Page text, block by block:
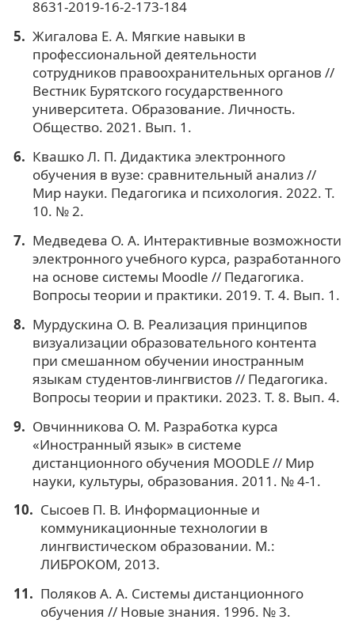
8631-2019-16-2-173-184
Жигалова Е. А. Мягкие навыки в
профессиональной деятельности
сотрудников правоохранительных органов //
Вестник Бурятского государственного
университета. Образование. Личность.
Общество. 2021. Вып. 1.
Квашко Л. П. Дидактика электронного
обучения в вузе: сравнительный анализ //
Мир науки. Педагогика и психология. 2022. Т.
10. № 2.
Медведева О. А. Интерактивные возможности
электронного учебного курса, разработанного
на основе системы Moodle // Педагогика.
Вопросы теории и практики. 2019. Т. 4. Вып. 1.
Мурдускина О. В. Реализация принципов
визуализации образовательного контента
при смешанном обучении иностранным
языкам студентов-лингвистов // Педагогика.
Вопросы теории и практики. 2023. Т. 8. Вып. 4.
Овчинникова О. М. Разработка курса
«Иностранный язык» в системе
дистанционного обучения MOODLE // Мир
науки, культуры, образования. 2011. № 4-1.
Сысоев П. В. Информационные и
коммуникационные технологии в
лингвистическом образовании. М.:
ЛИБРОКОМ, 2013.
Поляков А. А. Системы дистанционного
обучения // Новые знания. 1996. № 3.